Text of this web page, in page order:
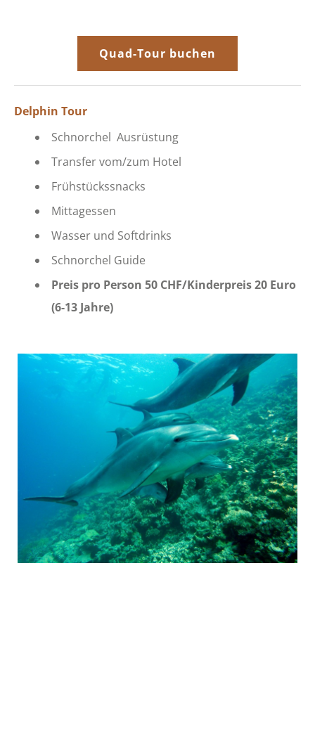
Quad-Tour buchen
Delphin Tour
Schnorchel Ausrüstung
Transfer vom/zum Hotel
Frühstückssnacks
Mittagessen
Wasser und Softdrinks
Schnorchel Guide
Preis pro Person 50 CHF/Kinderpreis 20 Euro
(6-13 Jahre)